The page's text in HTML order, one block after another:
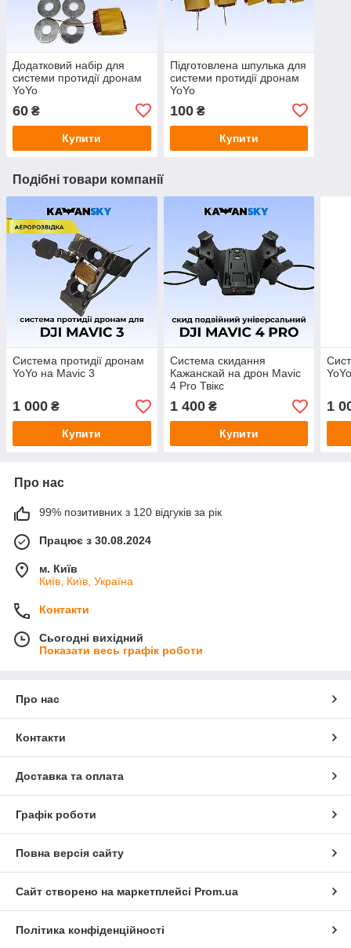
Додатковий набір для
системи протидії дронам
YoYo
60 ₴
Купити
Підготовлена шпулька для
системи протидії дронам
YoYo
100₴
Купити
Подібні товари компанії
Система протидії дронам
YoYo на Mavic 3
1 000 ₴
Купити
Система скидання
Кажанскай на дрон Mavic
4 Pro Твікс
1 400₴
Купити
1
Про нас
99% позитивних з 120 відгуків за рік
Працює з 30.08.2024
м. Київ
Київ, Київ, Україна
Контакти
Сьогодні вихідний
Показати весь графік роботи
Про нас
Контакти
Доставка та оплата
Графік роботи
Повна версія сайту
Сайт створено на маркетплейсі Prom.ua
Політика конфіденційності